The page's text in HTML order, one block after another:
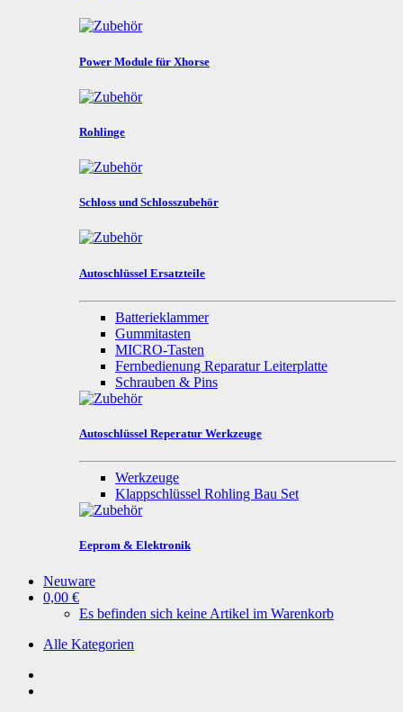
Power Module für Xhorse
Rohlinge
Schloss und Schlosszubehör
Autoschlüssel Ersatzteile
Batterieklammer
Gummitasten
MICRO-Tasten
Fernbedienung Reparatur Leiterplatte
Schrauben & Pins
Autoschlüssel Reperatur Werkzeuge
Werkzeuge
Klappschlüssel Rohling Bau Set
Eeprom & Elektronik
Neuware
0,00 €
Es befinden sich keine Artikel im Warenkorb
Alle Kategorien